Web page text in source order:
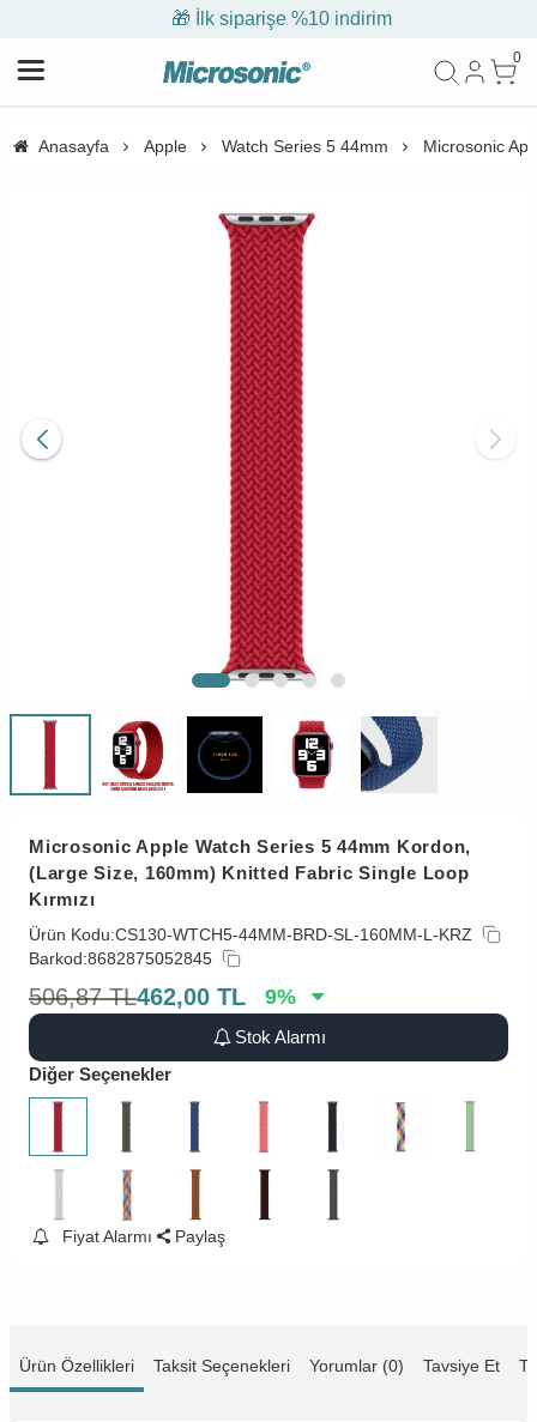
🎁 İlk siparişe %10 indirim
0
Anasayfa Apple Watch Series 5 44mm Microsonic
Microsonic Apple Watch Series 5 44mm Kordon,
(Large Size, 160mm) Knitted Fabric Single Loop
Kırmızı
Ürün Kodu:CS130-WTCH5-44MM-BRD-SL-160MM-L-KRZ
Barkod:8682875052845
506,87 TL462,00 TL 9%
Stok Alarmı
Diğer Seçenekler
Fiyat Alarmı Paylaş
Ürün Özellikleri Taksit Seçenekleri Yorumlar (0) Tavsiye Et